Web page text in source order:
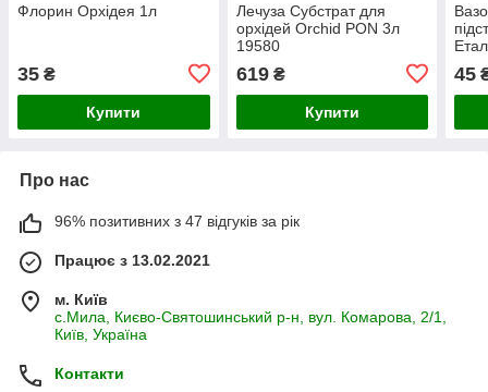
Флорин Орхідея 1л
35 ₴
Купити
Лечуза Субстрат для
орхідей Orchid PON 3л
19580
619₴
Купити
45
Про нас
96% позитивних з 47 відгуків за рік
Працює з 13.02.2021
м. Київ
с.Мила, Києво-Святошинський р-н, вул. Комарова, 2/1,
Київ, Україна
Контакти